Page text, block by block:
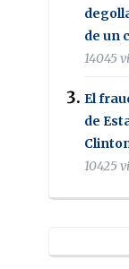
de un
14045
El
de
10425